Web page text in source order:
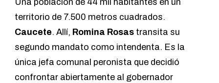
Una población de 44 mil habitantes en un
territorio de 7.500 metros cuadrados.
Caucete. Allí, Romina Rosas transita su
segundo mandato como intendenta. Es la
única jefa comunal peronista que decidió
confrontar abiertamente al gobernador